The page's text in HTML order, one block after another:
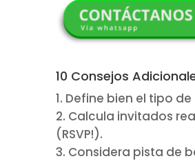
10 Consejos
Define bien el tipo
Calcula invitados
(RSVP!).
Considera pista de